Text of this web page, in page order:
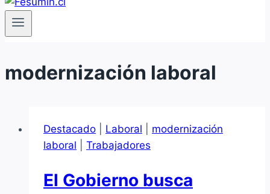
modernización laboral
Destacado Laboral
modernización
laboral
Trabajadores
El Gobierno busca